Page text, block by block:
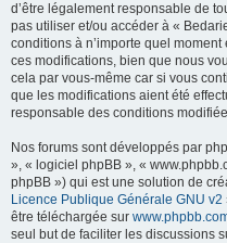
d’être légalement responsable de
pas utiliser et/ou accéder à «
conditions à n’importe quel
ces modifications, bien que nous
cela par vous-même car si vous
que les modifications aient été
responsable des conditions
Nos forums sont développés par
», « logiciel phpBB », «
phpBB ») qui est une solution de
Licence Publique Générale GNU v2
être téléchargée sur
seul but de faciliter les discussions